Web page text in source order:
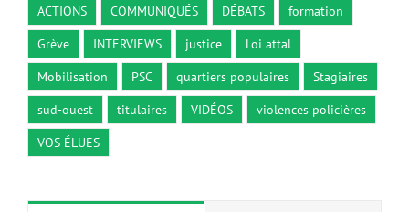
ACTIONS COMMUNIQUÉS DÉBATS
formation
Grève
INTERVIEWS justice
Loi attal
Mobilisation
PSC quartiers populaires
Stagiaires
sud-ouest
titulaires VIDÉOS
violences policières
VOS ÉLUES